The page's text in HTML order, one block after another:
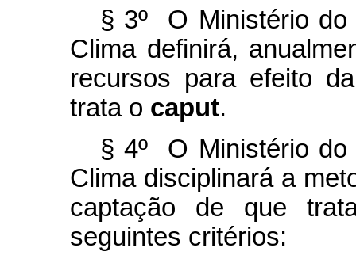
§ 3º O Ministério do
Clima definirá,
recursos para efeito
trata o caput.
§ 4º O Ministério do
Clima disciplinará a
captação de que
seguintes critérios: